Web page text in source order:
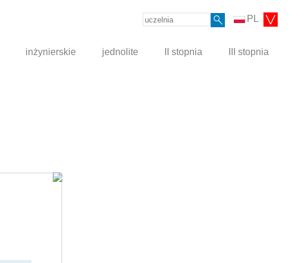
PL
inżynierskie jednolite II stopnia III stopnia